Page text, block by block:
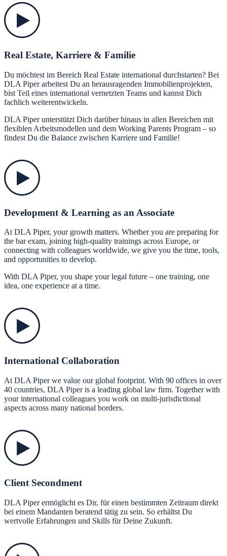
Real Estate, Karriere & Familie
Du möchtest im Bereich Real Estate international durchstarten? Bei
DLA Piper arbeitest Du an herausragenden Immobilienprojekten,
bist Teil eines international vernetzten Teams und kannst Dich
fachlich weiterentwickeln.
DLA Piper unterstützt Dich darüber hinaus in allen Bereichen mit
flexiblen Arbeitsmodellen und dem Working Parents Program – so
findest Du die Balance zwischen Karriere und Familie!
Development & Learning as an Associate
At DLA Piper, your growth matters. Whether you are preparing for
the bar exam, joining high-quality trainings across Europe, or
connecting with colleagues worldwide, we give you the time, tools,
and opportunities to develop.
With DLA Piper, you shape your legal future – one training, one
idea, one experience at a time.
International Collaboration
At DLA Piper we value our global footprint. With 90 offices in over
40 countries, DLA Piper is a leading global law firm. Together with
your international colleagues you work on multi-jurisdictional
aspects across many national borders.
Client Secondment
DLA Piper ermöglicht es Dir, für einen bestimmten Zeitraum direkt
bei einem Mandanten beratend tätig zu sein. So erhältst Du
wertvolle Erfahrungen und Skills für Deine Zukunft.